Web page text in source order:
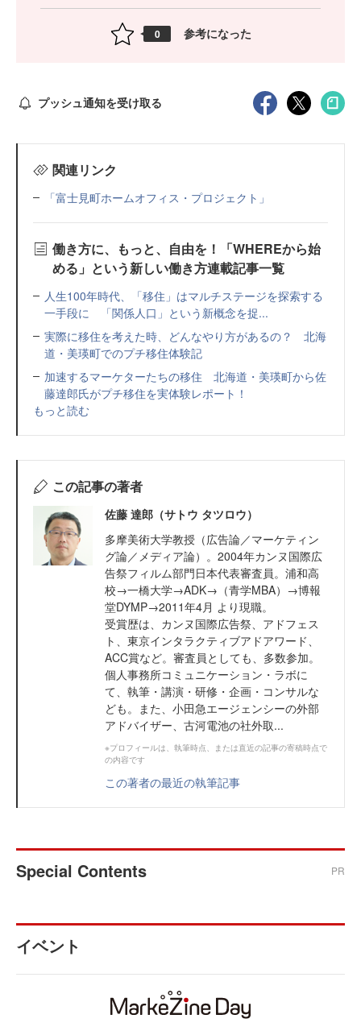
0 参考になった
プッシュ通知を受け取る
関連リンク
「富士見町ホームオフィス・プロジェクト」
働き方に、もっと、自由を！「WHEREから始
める」という新しい働き方連載記事一覧
人生100年時代、「移住」はマルチステージを探索する
一手段に 「関係人口」という新概念を捉...
実際に移住を考えた時、どんなやり方があるの？ 北海
道・美瑛町でのプチ移住体験記
加速するマーケターたちの移住 北海道・美瑛町から佐
藤達郎氏がプチ移住を実体験レポート！
もっと読む
この記事の著者
佐藤 達郎（サトウ タツロウ）
多摩美術大学教授（広告論／マーケティン
グ論／メディア論）。2004年カンヌ国際広
告祭フィルム部門日本代表審査員。浦和高
校→一橋大学→ADK→（青学MBA）→博報
堂DYMP→2011年4月 より現職。
受賞歴は、カンヌ国際広告祭、アドフェス
ト、東京インタラクティブアドアワード、
ACC賞など。審査員としても、多数参加。
個人事務所コミュニケーション・ラボに
て、執筆・講演・研修・企画・コンサルな
ども。また、小田急エージェンシーの外部
アドバイザー、古河電池の社外取...
※プロフィールは、執筆時点、または直近の記事の寄稿時点で
の内容です
この著者の最近の執筆記事
Special Contents PR
イベント